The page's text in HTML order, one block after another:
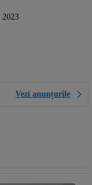
2023
Vezi anunțurile